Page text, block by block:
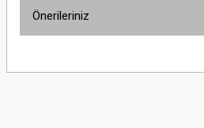
Önerileriniz
yetersiz gördüğünüz noktaları öneri